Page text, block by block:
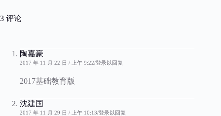
3 评论
陶嘉豪
2017 年 11 月 22 日 / 上午 9:22 登录以回复
2017基础教育版
沈建国
2017 年 11 月 29 日 / 上午 10:13 登录以回复